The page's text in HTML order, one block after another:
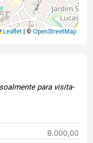
Leaflet |©OpenStreetMap
para visita-
8.000,00